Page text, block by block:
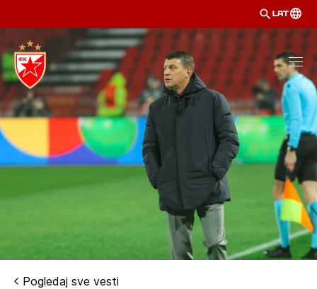
LAT
Pogledaj sve vesti